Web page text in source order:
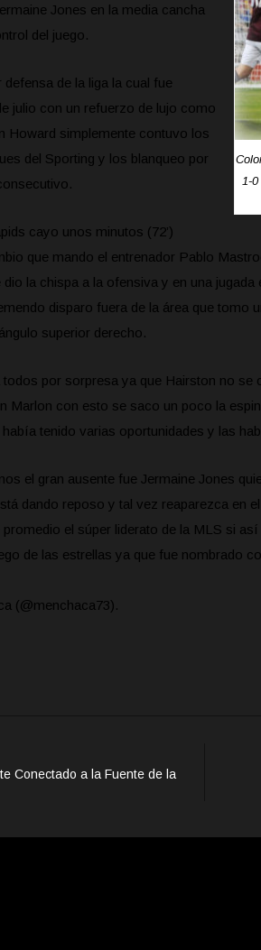
1-
Jones en la media cancha
del juego.
de la liga la cual fue
julio con un refuerzo de lujo como
Howard simplemente contuvo los
del Sporting y los blanqueo por
cayo unos minutos (72’)
que mando el entrenador Pablo
dio la chispa a la ofensiva y en una
disparo fuera de la área que tomo
superior derecho.
por sorpresa ya que Hairston no se
Marlon con esto se saco un poco la
tenido varias oportunidades y las
el gran ausente fue Jermaine Jones
dando reposo y tal vez reaparezca en
promedio el súper liderato de la MLS si
de las estrellas ya que fue nombrado
(@menchaca73).
Conectado a la Fuente de la